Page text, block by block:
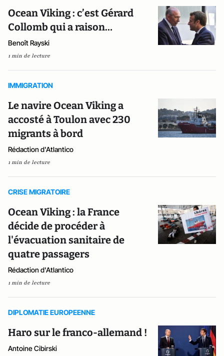
Ocean Viking : c’est Gérard
Collomb qui a raison…
Benoît Rayski
1 min de lecture
IMMIGRATION
Le navire Ocean Viking a
accosté à Toulon avec 230
migrants à bord
Rédaction d'Atlantico
1 min de lecture
CRISE MIGRATOIRE
Ocean Viking : la France
décide de procéder à
l'évacuation sanitaire de
quatre passagers
Rédaction d'Atlantico
1 min de lecture
DIPLOMATIE EUROPEENNE
Haro sur le franco-allemand !
Antoine Cibirski